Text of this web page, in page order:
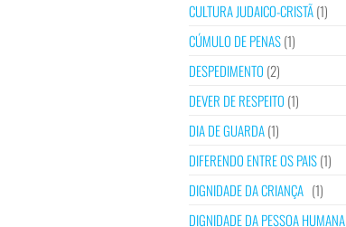
CULTURA JUDAICO-CRISTÃ(1)
CÚMULO DE PENAS(1)
DESPEDIMENTO (2)
DEVER DE RESPEITO (1)
DIA DE GUARDA(1)
DIFERENDO ENTRE OS PAIS(1)
DIGNIDADE DA CRIANÇA (1)
DIGNIDADE DA PESSOA HUMANA